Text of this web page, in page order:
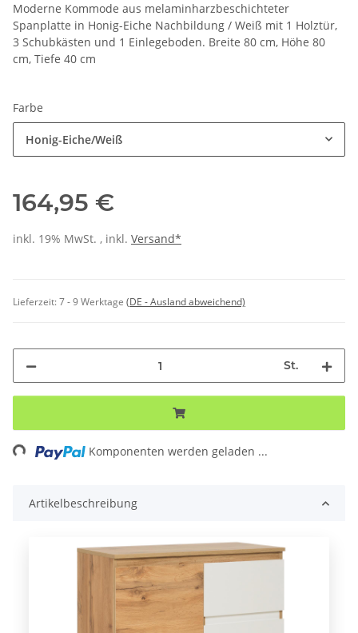
Moderne Kommode aus melaminharzbeschichteter
Spanplatte in Honig-Eiche Nachbildung / Weiß mit 1 Holztür,
3 Schubkästen und 1 Einlegeboden. Breite 80 cm, Höhe 80
cm, Tiefe 40 cm
Farbe
Honig-Eiche/Weiß
164,95 €
inkl. 19% MwSt. , inkl. Versand*
Lieferzeit:7 - 9 Werktage (DE - Ausland abweichend)
St.
Komponenten werden geladen ...
Artikelbeschreibung